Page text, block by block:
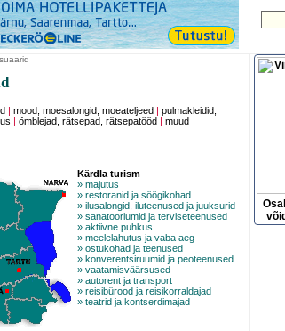
|mood, moesalongid, moeateljeed |pulmakleidid,
õmblejad, rätsepad, rätsepatööd muud
Kärdla turism
» majutus
» restoranid ja söögikohad
» ilusalongid, iluteenused ja juuksurid
» sanatooriumid ja terviseteenused
» aktiivne puhkus
» meelelahutus ja vaba aeg
» ostukohad ja teenused
» konverentsiruumid ja peoteenused
» vaatamisväärsused
» autorent ja transport
» reisibürood ja reisikorraldajad
» teatrid ja kontserdimajad